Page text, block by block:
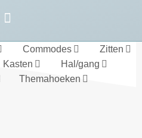
Commodes
Zitten
Kasten
Hal/gang
Themahoeken